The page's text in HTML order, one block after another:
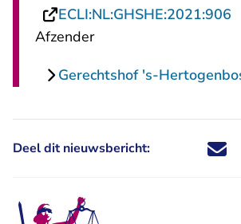
ECLI:NL:GHSHE:2021:906
Afzender
Gerechtshof 's-
Deel dit nieuwsbericht: Deel dit
Deel
Deel